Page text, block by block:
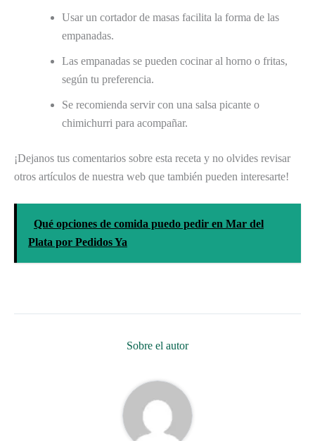
Usar un cortador de masas facilita la forma de las
empanadas.
Las empanadas se pueden cocinar al horno o fritas,
según tu preferencia.
Se recomienda servir con una salsa picante o
chimichurri para acompañar.
¡Dejanos tus comentarios sobre esta receta y no olvides revisar
otros artículos de nuestra web que también pueden interesarte!
Qué opciones de comida puedo pedir en Mar del
Plata por Pedidos Ya
Sobre el autor